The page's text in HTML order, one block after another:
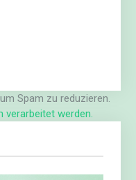
Spam zu reduzieren.
verarbeitet werden.